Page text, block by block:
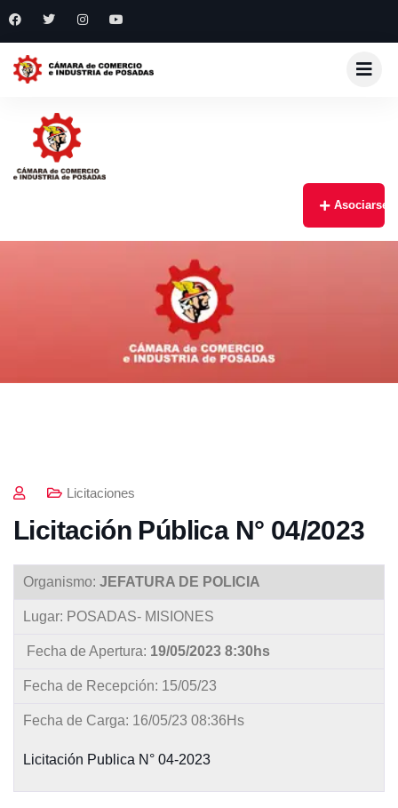
Asociarse
Licitaciones
Licitación Pública N° 04/2023
Organismo: JEFATURA DE POLICIA
Lugar: POSADAS- MISIONES
Fecha de Apertura: 19/05/2023 8:30hs
Fecha de Recepción: 15/05/23
Fecha de Carga: 16/05/23 08:36Hs
Licitación Publica N° 04-2023